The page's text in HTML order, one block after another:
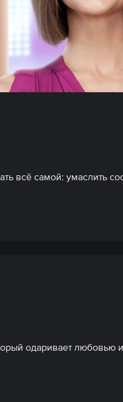
всё самой: умаслить
одаривает любовью